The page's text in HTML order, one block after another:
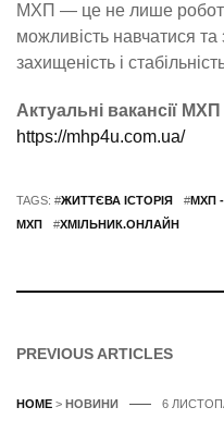
МХП — це не лише
можливість навчатися та
захищеність і
Актуальні вакансії
https://mhp4u.com.ua/
TAGS: #ЖИТТЄВА ІСТОРІЯ #МХП
МХП
#ХМІЛЬНИК.ОНЛАЙН
PREVIOUS ARTICLES
HOME > НОВИНИ 6